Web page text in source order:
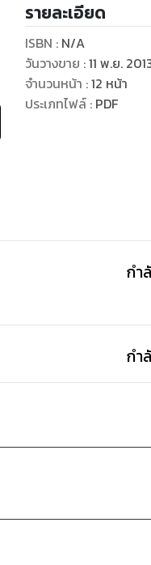
รายละเอียด
ISBN : N/A
วันวางขาย :11 พ.ย.
จำนวนหน้า :12 หน้า
ประเภทไฟล์: PDF
กำ
กำ